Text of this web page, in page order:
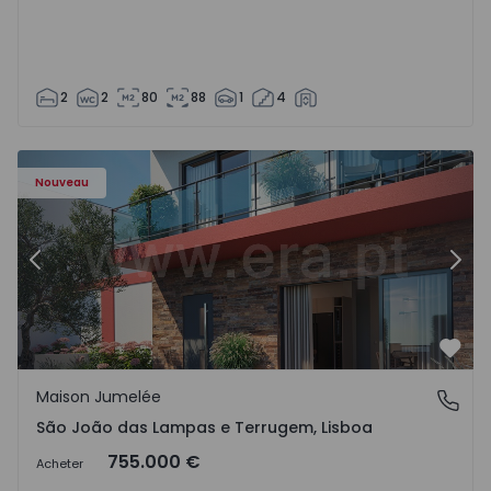
2 2 80 88 1 4
Nouveau
Précédent
São João das Lampas e Terrugem, Lisboa
Maison Jumelée
São João das Lampas e Terrugem, Lisboa
Acheter 755.000 €